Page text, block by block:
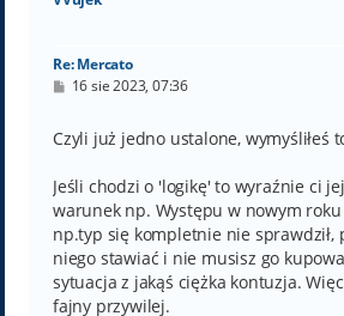
Re: Mercato
P
t
16 sie 2023, 07:36
Czyli już jedno ustalone, wymyśliłeś
Jeśli chodzi o 'logikę' to wyraźnie ci
warunek np. Występu w nowym
np.typ się kompletnie nie sprawdził,
niego stawiać i nie musisz go
sytuacja z jakąś ciężka kontuzja.
fajny przywilej.